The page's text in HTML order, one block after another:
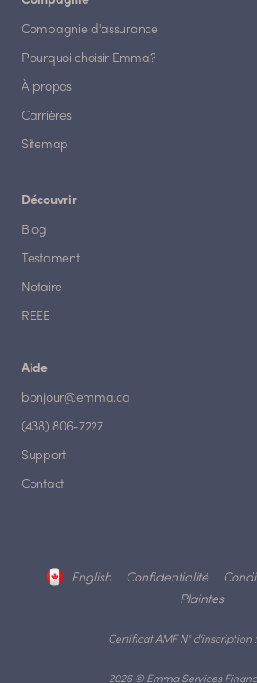
Compagnie d'assurance
Pourquoi choisir Emma?
À propos
Carrières
Sitemap
Découvrir
Blog
Testament
Notaire
REEE
Aide
bonjour@emma.ca
(438) 806-7227
Support
Contact
2026 © Emma Services
Certificat AMF N° d'inscription
English Confidentialité
Plaintes